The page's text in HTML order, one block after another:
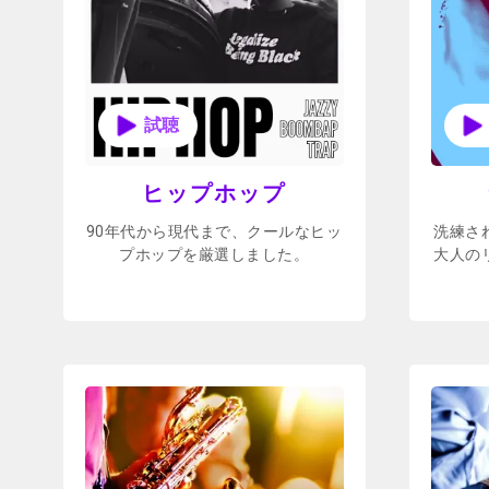
ヒップホップ
90年代から現代まで、クールなヒッ
プホップを厳選しました。
洗練さ
大人の